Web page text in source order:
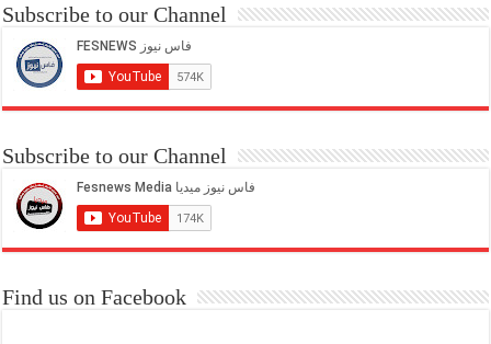
Subscribe to our Channel
Subscribe to our Channel
Find us on Facebook